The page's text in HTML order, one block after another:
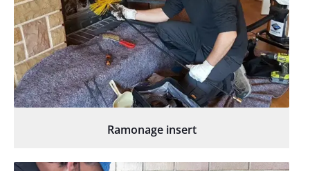
Ramonage insert